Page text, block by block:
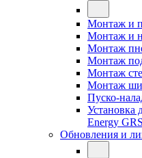
Монтаж и
Монтаж и
Монтаж
Монтаж
Монтаж
Монтаж
Пуско-
Установка
Energy
Обновления и